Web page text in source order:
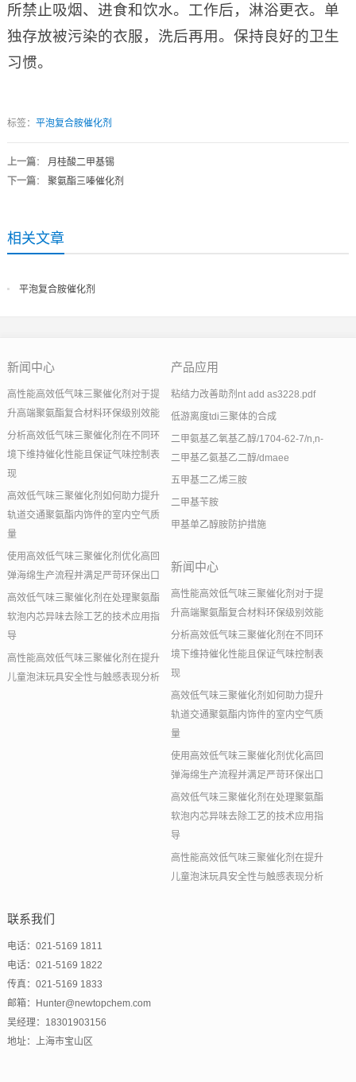
所禁止吸烟、进食和饮水。工作后，淋浴更衣。单
独存放被污染的衣服，洗后再用。保持良好的卫生
习惯。
标签： 平泡复合胺催化剂
上一篇： 月桂酸二甲基锡
下一篇： 聚氨酯三嗪催化剂
相关文章
平泡复合胺催化剂
新闻中心
高性能高效低气味三聚催化剂对于提
升高端聚氨酯复合材料环保级别效能
分析高效低气味三聚催化剂在不同环
境下维持催化性能且保证气味控制表
现
高效低气味三聚催化剂如何助力提升
轨道交通聚氨酯内饰件的室内空气质
量
使用高效低气味三聚催化剂优化高回
弹海绵生产流程并满足严苛环保出口
高效低气味三聚催化剂在处理聚氨酯
软泡内芯异味去除工艺的技术应用指
导
高性能高效低气味三聚催化剂在提升
儿童泡沫玩具安全性与触感表现分析
产品应用
粘结力改善助剂nt add as3228.pdf
低游离度tdi三聚体的合成
二甲氨基乙氧基乙醇/1704-62-7/n,n-
二甲基乙氨基乙二醇/dmaee
五甲基二乙烯三胺
二甲基苄胺
甲基单乙醇胺防护措施
新闻中心
高性能高效低气味三聚催化剂对于提
升高端聚氨酯复合材料环保级别效能
分析高效低气味三聚催化剂在不同环
境下维持催化性能且保证气味控制表
现
高效低气味三聚催化剂如何助力提升
轨道交通聚氨酯内饰件的室内空气质
量
使用高效低气味三聚催化剂优化高回
弹海绵生产流程并满足严苛环保出口
高效低气味三聚催化剂在处理聚氨酯
软泡内芯异味去除工艺的技术应用指
导
高性能高效低气味三聚催化剂在提升
儿童泡沫玩具安全性与触感表现分析
联系我们
电话：021-5169 1811
电话：021-5169 1822
传真：021-5169 1833
邮箱：Hunter@newtopchem.com
吴经理：18301903156
地址：上海市宝山区